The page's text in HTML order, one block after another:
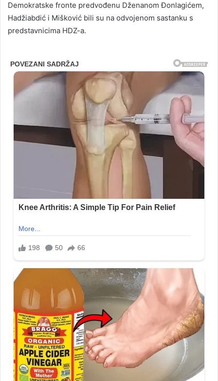
Demokratske fronte predvođenu Dženanom Đonlagićem,
Hadžiabdić i Mišković bili su na odvojenom sastanku s
predstavnicima HDZ-a.